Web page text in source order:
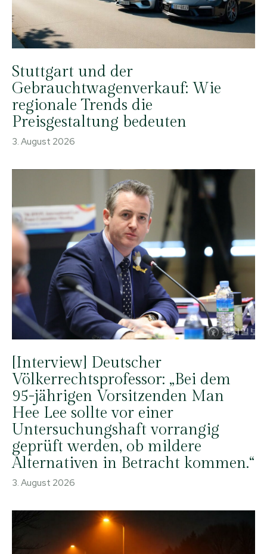
Stuttgart und der
Gebrauchtwagenverkauf: Wie
regionale Trends die
Preisgestaltung bedeuten
3. August 2026
[Interview] Deutscher
Völkerrechtsprofessor: „Bei dem
95-jährigen Vorsitzenden Man
Hee Lee sollte vor einer
Untersuchungshaft vorrangig
geprüft werden, ob mildere
Alternativen in Betracht kommen.“
3. August 2026